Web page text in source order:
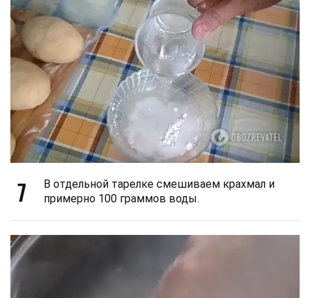
7
В отдельной тарелке смешиваем крахмал и
примерно 100 граммов воды.